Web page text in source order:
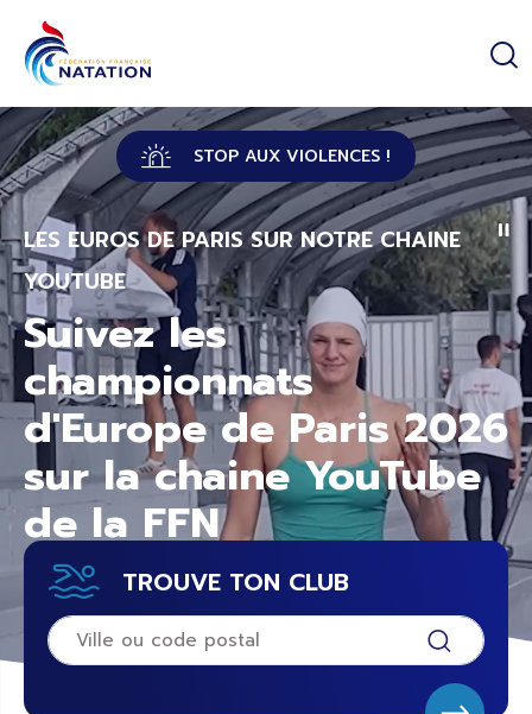
Passer au contenu principal
STOP AUX VIOLENCES !
LES EUROS DE PARIS SUR NOTRE CHAINE
YOUTUBE
Suivez les
championnats
d'Europe de Paris 2026
sur la chaine YouTube
de la FFN
TROUVE TON CLUB
Panneau de gestion des cookies